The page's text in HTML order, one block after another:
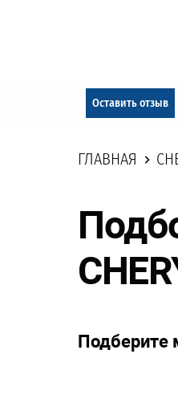
Оставить отзыв
ГЛАВНАЯ
Подберите